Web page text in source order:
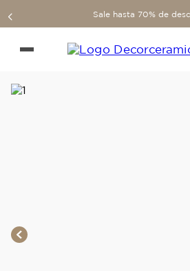
Sale hasta 70% de